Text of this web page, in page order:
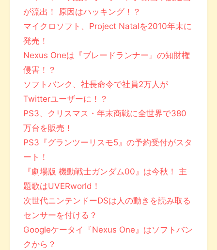
が流出！ 原因はハッキング！？
マイクロソフト、Project Natalを2010年末に
発売！
Nexus Oneは『ブレードランナー』の知財権
侵害！？
ソフトバンク、社長命令で社員2万人が
Twitterユーザーに！？
PS3、クリスマス・年末商戦に全世界で380
万台を販売！
PS3『グランツーリスモ5』の予約受付がスタ
ート！
『劇場版 機動戦士ガンダム00』は今秋！ 主
題歌はUVERworld！
次世代ニンテンドーDSは人の動きを読み取る
センサーを付ける？
Googleケータイ『Nexus One』はソフトバン
クから？